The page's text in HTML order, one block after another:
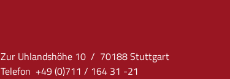
Zur Uhlandshöhe 10 / 70188 Stuttgart
Telefon +49 (0)711 / 164 31 -21